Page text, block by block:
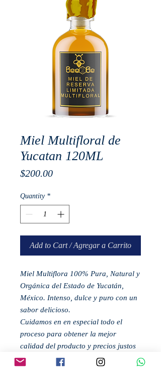
Miel Multifloral de
Yucatan 120ML
$200.00Price
Quantity *
Add to Cart / Agregar a Carrito
Miel Multiflora 100% Pura, Natural y
Orgánica del Estado de Yucatán,
México. Intenso, dulce y puro con un
sabor delicioso.
Cuidamos en en especial todo el
proceso para obtener la mejor
calidad del producto y precios justos
para nuestros apicultores.